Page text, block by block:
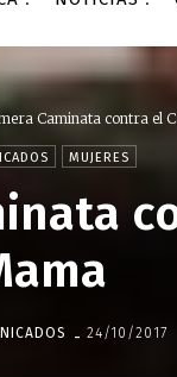
Caminata contra el
MUJERES
- 24/10/2017